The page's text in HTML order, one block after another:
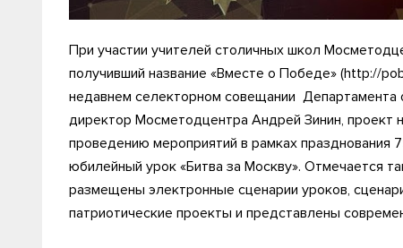
При участии учителей столичных школ
получивший название «Вместе о Победе» (http://
недавнем селекторном совещании Департамента
директор Мосметодцентра Андрей Зинин, проект
проведению мероприятий в рамках
юбилейный урок «Битва за Москву». Отмечается
размещены электронные сценарии уроков,
патриотические проекты и представлены